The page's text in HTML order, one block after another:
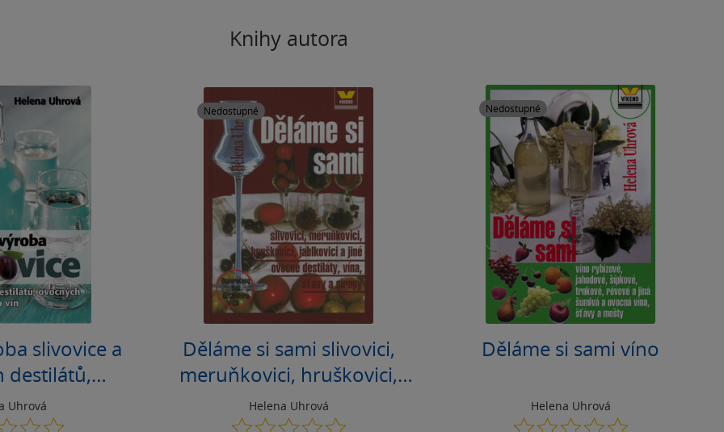
Knihy autora
slivovice a
destilátů,
sirupů a vín
Uhrová
0.0
Nedostupné
Děláme si sami slivovici,
meruňkovici, hruškovici,
jablkovici a jiné ovocné d.
Helena Uhrová
0.0
Nedostupné
Děláme si sami víno
Helena Uhrová
0.0